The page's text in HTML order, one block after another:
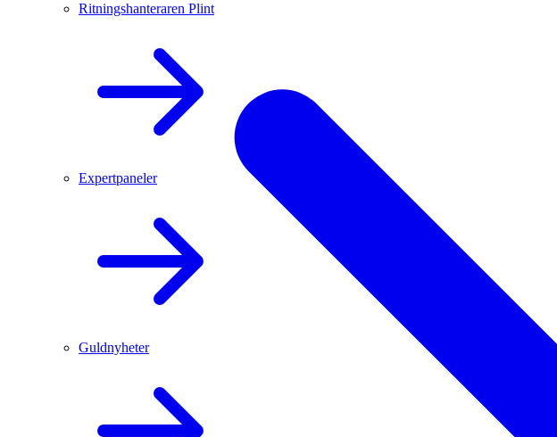
Ritningshanteraren Plint
Expertpaneler
Guldnyheter